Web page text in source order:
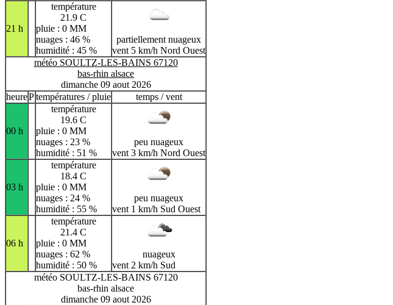
21 h
température
21.9 C
pluie : 0 MM
nuages : 46 %
humidité : 45 %
partiellement nuageux
vent 5 km/h Nord Ouest
météo SOULTZ-LES-BAINS 67120
bas-rhin alsace
dimanche 09 aout 2026
heurePtempératures / pluie temps / vent
00 h
température
19.6 C
pluie : 0 MM
nuages : 23 %
humidité : 51 %
peu nuageux
vent 3 km/h Nord Ouest
03 h
température
18.4 C
pluie : 0 MM
nuages : 24 %
humidité : 55 %
peu nuageux
vent 1 km/h Sud Ouest
06 h
température
21.4 C
pluie : 0 MM
nuages : 62 %
humidité : 50 %
nuageux
vent 2 km/h Sud
météo SOULTZ-LES-BAINS 67120
bas-rhin alsace
dimanche 09 aout 2026